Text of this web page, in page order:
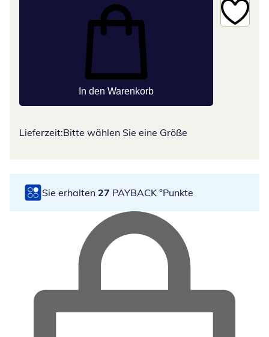
In den Warenkorb
Lieferzeit:Bitte wählen Sie eine Größe
Sie erhalten 27 PAYBACK °Punkte